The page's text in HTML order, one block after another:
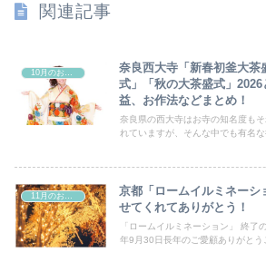
関連記事
奈良西大寺「新春初釜大
式」「秋の大茶盛式」
益、お作法などまとめ！
奈良県の西大寺はお寺の知名度も
れていますが、そんな中でも有名
京都「ロームイルミネーシ
せてくれてありがとう！
「ロームイルミネーショ
年9月30日長年のご愛顧ありがとう